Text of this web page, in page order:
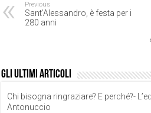
Previous
Sant’Alessandro, è festa per i
280 anni
Gli ultimi articoli
Chi bisogna ringraziare? E perché?-
Antonuccio